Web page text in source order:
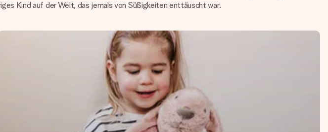
Kind auf der Welt, das jemals von Süßigkeiten enttäuscht war.